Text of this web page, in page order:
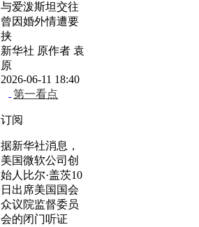
与爱泼斯坦交往
曾因婚外情遭要
挟
新华社 原作者 袁
原
2026-06-11 18:40
第一看点
订阅
据新华社消息，
美国微软公司创
始人比尔·盖茨10
日出席美国国会
众议院监督委员
会的闭门听证